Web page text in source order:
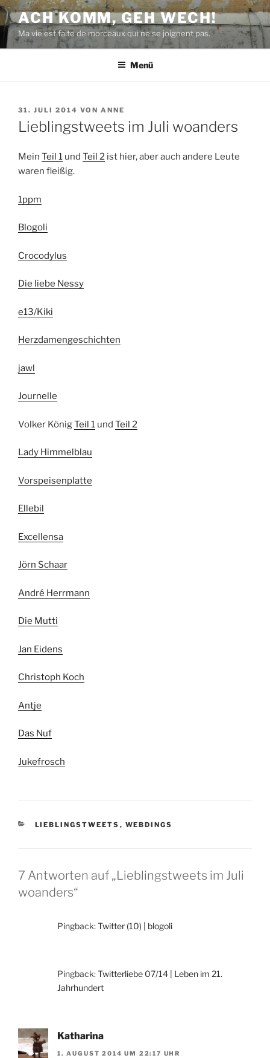
Zum
Inhalt
springen
ACH KOMM, GEH WECH!
Ma vie est faite de morceaux qui ne se joignent pas.
Menü
VERÖFFENTLICHT
AM
31. JULI 2014 VON ANNE
Lieblingstweets im Juli woanders
Mein Teil 1 und Teil 2 ist hier, aber auch andere Leute
waren fleißig.
1ppm
Blogoli
Crocodylus
Die liebe Nessy
e13/Kiki
Herzdamengeschichten
jawl
Journelle
Volker KönigTeil 1 und Teil 2
Lady Himmelblau
Vorspeisenplatte
Ellebil
Excellensa
Jörn Schaar
André Herrmann
Die Mutti
Jan Eidens
Christoph Koch
Antje
Das Nuf
Jukefrosch
KATEGORIEN
LIEBLINGSTWEETS , WEBDINGS
7 Antworten auf „Lieblingstweets im Juli
woanders“
Pingback:Twitter (10) | blogoli
Pingback:Twitterliebe 07/14 | Leben im 21.
Jahrhundert
Katharina
1. AUGUST 2014 UM 22:17 UHR